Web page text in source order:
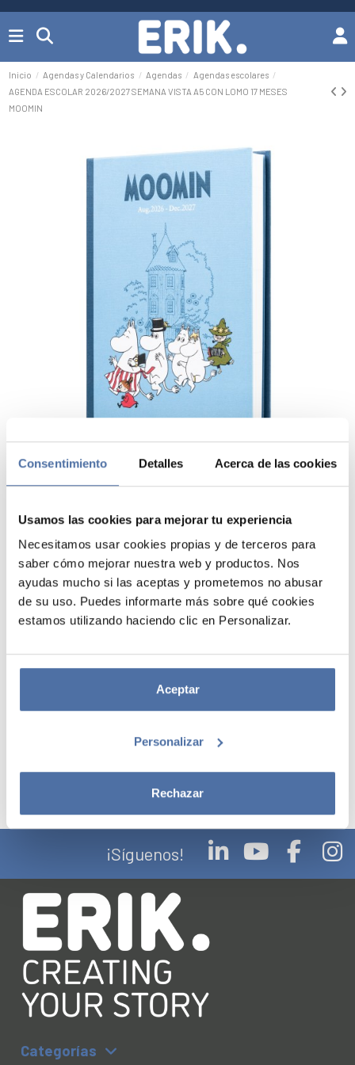
Consentimiento Detalles Acerca de las cookies
Usamos las cookies para mejorar tu experiencia
Necesitamos usar cookies propias y de terceros para
saber cómo mejorar nuestra web y productos. Nos
ayudas mucho si las aceptas y prometemos no abusar
de su uso. Puedes informarte más sobre qué cookies
estamos utilizando haciendo clic en Personalizar.
Aceptar
Personalizar
Rechazar
Inicio Agendas y Calendarios Agendas
Agendas escolares
AGENDA ESCOLAR 2026/2027 SEMANA VISTA A5 CON LOMO 17 MESES
MOOMIN
AGENDA ESCOLAR 2026/2027
SEMANA VISTA A5 CON LOMO 17
MESES MOOMIN
Agenda escolar de 17 meses (agosto a diciembre). Formato A5 (14,8 x
encolada. Incluye 1 cinta marcapáginas, 2 páginas de pegatinas
personalizadas y bolsillo interior. 240 páginas de papel de 100 g/m² e
¡Síguenos!
Categorías